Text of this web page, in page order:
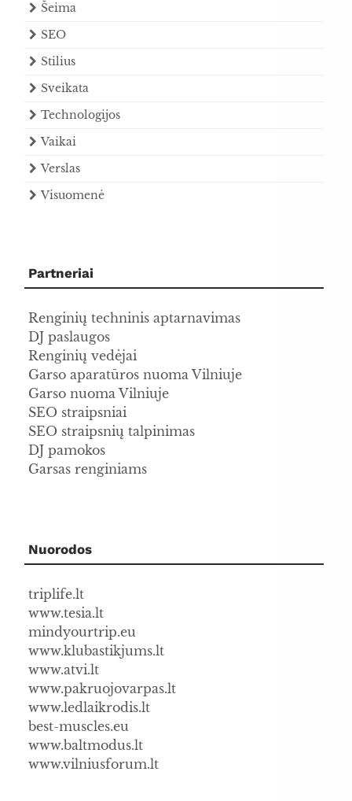
Šeima
SEO
Stilius
Sveikata
Technologijos
Vaikai
Verslas
Visuomenė
Partneriai
Renginių techninis aptarnavimas
DJ paslaugos
Renginių vedėjai
Garso aparatūros nuoma Vilniuje
Garso nuoma Vilniuje
SEO straipsniai
SEO straipsnių talpinimas
DJ pamokos
Garsas renginiams
Nuorodos
triplife.lt
www.tesia.lt
mindyourtrip.eu
www.klubastikjums.lt
www.atvi.lt
www.pakruojovarpas.lt
www.ledlaikrodis.lt
best-muscles.eu
www.baltmodus.lt
www.vilniusforum.lt